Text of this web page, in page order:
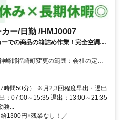
ー/日勤 /HMJ0007
での商品の箱詰め作業！完全空調完
給1300円×土日祝休み＆残業なし☆
崎郡福崎町変更の範囲：会社の定め
り車で約6分／自転車で12分＼通勤
車通勤OK！◆福崎駅より車で約6
時間50分） ※月2,3回程度早出・遅出
：07:00～15:35 遅出：13:00～21:35
...
1300円×残業なし！／